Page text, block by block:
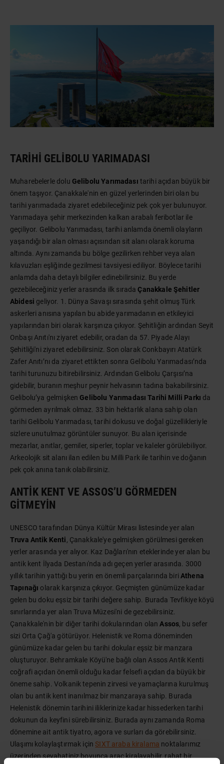
TARIHI GELIBOLU YARIMADASI
Muharebelerle dolu Gelibolu Yarımadası tarihi açıdan büyük bir
önem taşıyor. Çanakkale'nin en güzel yerlerinden biri olan bu
tarihi yarımadada ziyaret edebileceğiniz pek çok yer bulunuyor.
Yarımadaya şehir merkezinden kalkan arabalı feribotlar ile
geçiliyor. Gelibolu Yarımadası, tarihi anlamda önemli olayların
yaşandığı bir alan olması açısından sit alanı olarak koruma
altında. Aynı zamanda bu bölge gezilirken rehber veya alan
kılavuzları eşliğinde gezilmesi tavsiyesi ediliyor. Böylece tarihi
anlamda daha detaylı bilgiler edinebilirsiniz. Bu yerde
gezebileceğiniz yerler arasında ilk sıradaÇanakkale Şehitler
Abidesi geliyor. 1. Dünya Savaşı sırasında şehit olmuş Türk
askerleri anısına yapılan bu abide yarımadanın en etkileyici
yapılarından biri olarak karşınıza çıkıyor. Şehitliğin ardından Seyit
Onbaşı Anıtı'nı ziyaret edebilir, oradan da 57. Piyade Alayı
Şehitliği'ni ziyaret edebilirsiniz. Son olarak Conkbayırı Atatürk
Zafer Anıtı’nı da ziyaret ettikten sonra Gelibolu Yarımadası’nda
tarihi turunuzu bitirebilirsiniz. Ardından Gelibolu Çarşısı’na
gidebilir, buranın meşhur peynir helvasının tadına bakabilirsiniz.
Gelibolu’ya gelmişken Gelibolu Yarımadası Tarihi Milli Parkı da
görmeden ayrılmak olmaz. 33 bin hektarlık alana sahip olan
tarihi Gelibolu Yarımadası, tarihi dokusu ve doğal güzellikleriyle
sizlere unutulmaz görüntüler sunuyor. Bu alan içerisinde
mezarlar, anıtlar, gemiler, siperler, toplar ve kaleler görülebiliyor.
Arkeolojik sit alanı ilan edilen bu Milli Park ile tarihin ve doğanın
pek çok anına tanık olabilirsiniz.
ANTIK KENT VE ASSOS’U GÖRMEDEN
GITMEYIN
UNESCO tarafından Dünya Kültür Mirası listesinde yer alan
Truva Antik Kenti, Çanakkale'ye gelmişken görülmesi gereken
yerler arasında yer alıyor. Kaz Dağları'nın eteklerinde yer alan bu
antik kent İlyada Destanı'nda adı geçen yerler arasında. 3000
yıllık tarihin yattığı bu yerin en önemli parçalarında biri Athena
Tapınağı olarak karşınıza çıkıyor. Geçmişten günümüze kadar
gelen bu doku eşsiz bir tarihi değere sahip. Burada Tevfikiye köyü
sınırlarında yer alan Truva Müzesi'ni de gezebilirsiniz.
Çanakkale'nin bir diğer tarihi dokularından olanAssos, bu sefer
sizi Orta Çağ'a götürüyor. Helenistik ve Roma döneminden
günümüze kadar gelen bu tarihi dokular eşsiz bir manzara
oluşturuyor. Behramkale Köyü'ne bağlı olan Assos Antik Kenti
coğrafi açıdan önemli olduğu kadar felsefi açıdan da büyük bir
öneme sahip. Volkanik tepenin zirvesi ve yamaçlarına kurulmuş
olan bu antik kent inanılmaz bir manzaraya sahip. Burada
Helenistik dönemin tarihini iliklerinize kadar hissederken tarihi
dokunun da keyfini sürebilirsiniz. Burada aynı zamanda Roma
dönemine ait antik tiyatro, agora ve surları da görebilirsiniz.
Ulaşımı kolaylaştırmak içinSIXT araba kiralama noktalarımız
üzerinden seyahatiniz boyunca araç kiralayabilir, rahat bir